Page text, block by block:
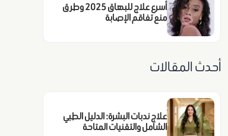
أسرع علاج للبهاق 2025 وطرق
منع تفاقم الإصابة
أحدث المقالات
علاج ندبات البشرة: الدليل الطبي
الشامل والتقنيات المتاحة